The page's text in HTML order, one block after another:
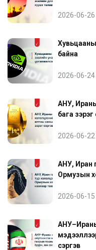
2026-06-26
Хувьцааны
байна
2026-06-24
АНУ,
бага зэрэг
2026-06-22
АНУ, Иран
Ормузын
2026-06-15
сэргэв